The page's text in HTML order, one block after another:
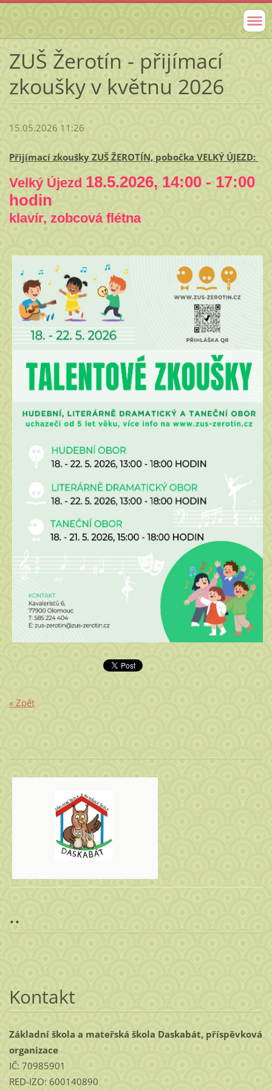
ZUŠ Žerotín - přijímací
zkoušky v květnu 2026
15.05.2026 11:26
Přijímací zkoušky ZUŠ ŽEROTÍN, pobočka VELKÝ ÚJEZD:
Velký Újezd 18.5.2026, 14:00 - 17:00
hodin
klavír, zobcová flétna
« Zpět
..
Kontakt
Základní škola a mateřská škola Daskabát, příspěvková
organizace
IČ: 70985901
RED-IZO: 600140890